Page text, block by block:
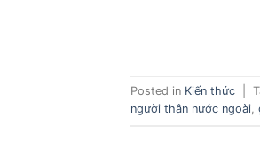
Posted in Kiến thức
người thân nước ngoài,